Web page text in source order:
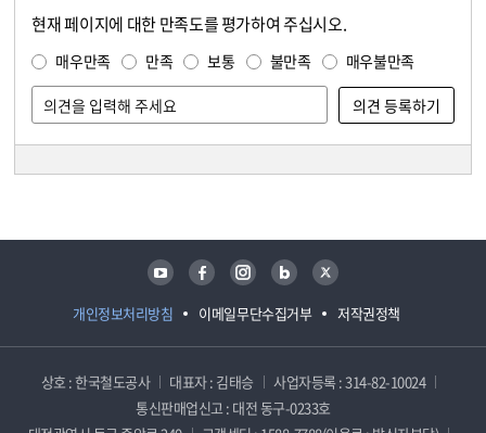
현재 페이지에 대한 만족도를 평가하여 주십시오.
매우만족 만족 보통 불만족 매우불만족
개인정보처리방침 이메일무단수집거부 저작권정책
유튜브 페이스북 인스타그램 블로그 트위터
상호 : 한국철도공사 대표자 : 김태승
사업자등록 : 314-82-10024
통신판매업신고 : 대전 동구-0233호